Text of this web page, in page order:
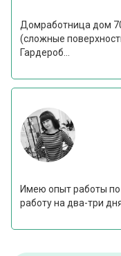
Домработница дом
(сложные
Гардероб...
Имею опыт работы по
работу на два-три